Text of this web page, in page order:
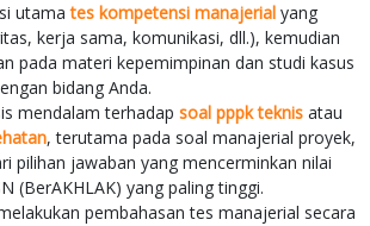
utamates kompetensi manajerial yang
kerja sama, komunikasi, dll.), kemudian
pada materi kepemimpinan dan studi kasus
bidang Anda.
mendalam terhadap soal pppk teknis atau
, terutama pada soal manajerial proyek,
pilihan jawaban yang mencerminkan nilai
(BerAKHLAK) yang paling tinggi.
pembahasan tes manajerial secara